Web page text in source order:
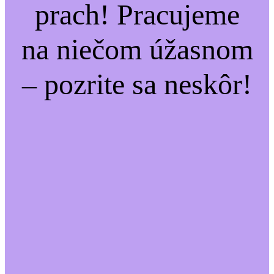
prach! Pracujeme
na niečom úžasnom
– pozrite sa neskôr!